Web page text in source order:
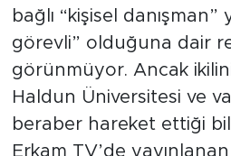
bağlı “kişisel danışman”
görevli” olduğuna dair
görünmüyor. Ancak
Haldun Üniversitesi ve
beraber hareket ettiği
Erkam TV’de